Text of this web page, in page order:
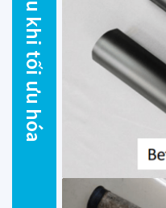
Sau khi tối ưu hóa